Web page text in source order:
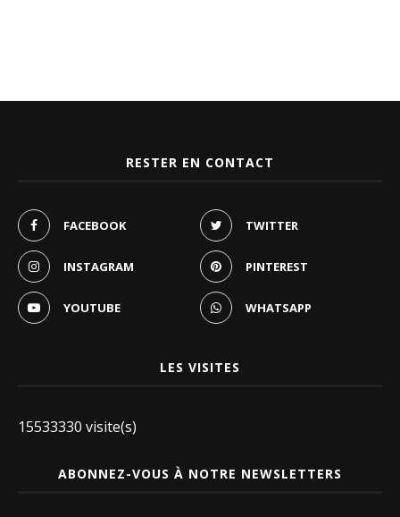
RESTER EN CONTACT
FACEBOOK TWITTER
INSTAGRAM PINTEREST
YOUTUBE WHATSAPP
LES VISITES
15533330 visite(s)
ABONNEZ-VOUS À NOTRE NEWSLETTERS